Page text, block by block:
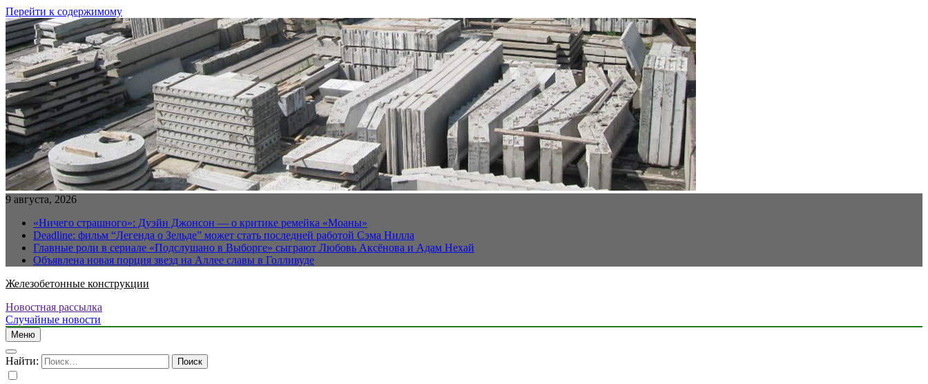
Перейти к содержимому
9 августа, 2026
«Ничего страшного»: Дуэйн Джонсон — о критике ремейка «Моаны»
Deadline: фильм “Легенда о Зельде” может стать последней работой Сэма Нилла
Главные роли в сериале «Подслушано в Выборге» сыграют Любовь Аксёнова и Адам Нехай
Объявлена новая порция звезд на Аллее славы в Голливуде
Железобетонные конструкции
Новостная рассылка
Случайные новости
Меню
Найти: